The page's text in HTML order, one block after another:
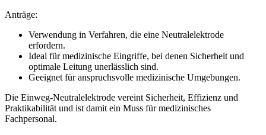
Anträge:
Verwendung in Verfahren, die eine Neutralelektrode
erfordern.
Ideal für medizinische Eingriffe, bei denen Sicherheit und
optimale Leitung unerlässlich sind.
Geeignet für anspruchsvolle medizinische Umgebungen.
Die Einweg-Neutralelektrode vereint Sicherheit, Effizienz und
Praktikabilität und ist damit ein Muss für medizinisches
Fachpersonal.